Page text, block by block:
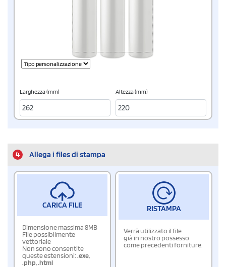
Larghezza (mm) Altezza (mm)
4 Allega i files di stampa
CARICA FILE
Dimensione massima 8MB
File possibilmente
vettoriale
Non sono consentite
queste estensioni:.exe,
.php,.html
RISTAMPA
Verrà utilizzato il file
già in nostro possesso
come precedenti forniture.